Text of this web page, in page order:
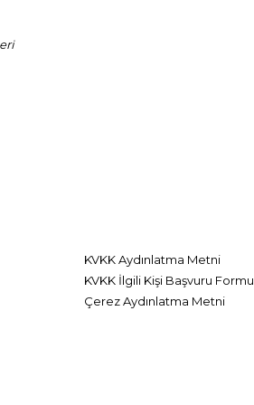
KVKK Aydınlatma Metni
KVKK İlgili Kişi Başvuru Formu
Çerez Aydınlatma Metni